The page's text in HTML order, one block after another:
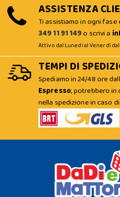
ASSISTENZA
Ti assistiamo in ogni
349 11 91 149o scrivi a
Attivo dal Lunedì al Venerdì
TEMPI DI
Spediamo in 24/48 ore
Espresso; potrebbero in
nella spedizione in caso